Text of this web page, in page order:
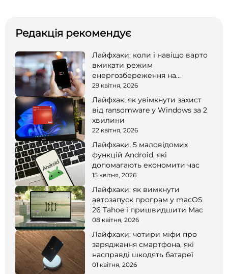
Редакція рекомендує
Лайфхаки: коли і навіщо варто
вмикати режим
енергозбереження на
смартфоні
29 квітня, 2026
Лайфхак: як увімкнути захист
від ransomware у Windows за 2
хвилини
22 квітня, 2026
Лайфхаки: 5 маловідомих
функцій Android, які
допомагають економити час
15 квітня, 2026
Лайфхаки: як вимкнути
автозапуск програм у macOS
26 Tahoe і пришвидшити Mac
08 квітня, 2026
Лайфхаки: чотири міфи про
заряджання смартфона, які
насправді шкодять батареї
01 квітня, 2026